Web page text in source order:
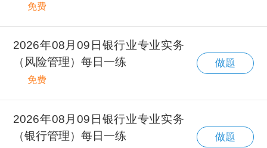
免费
2026年08月09日银行业专业实务
（风险管理）每日一练
免费
做题
2026年08月09日银行业专业实务
（银行管理）每日一练
做题